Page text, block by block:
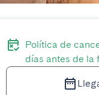
Política de
días antes de la